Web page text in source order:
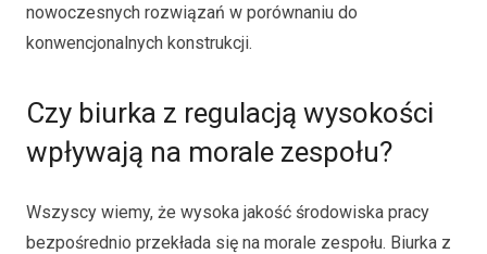
nowoczesnych rozwiązań w porównaniu do
konwencjonalnych konstrukcji.
Czy biurka z regulacją wysokości
wpływają na morale zespołu?
Wszyscy wiemy, że wysoka jakość środowiska pracy
bezpośrednio przekłada się na morale zespołu. Biurka z